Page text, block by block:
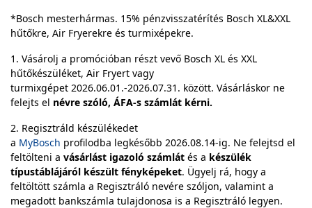
*Bosch mesterhármas. 15% pénzvisszatérítés Bosch XL&XXL
hűtőkre, Air Fryerekre és turmixépekre.
1. Vásárolj a promócióban részt vevő Bosch XL és XXL
hűtőkészüléket, Air Fryert vagy
turmixgépet 2026.06.01.-2026.07.31. között. Vásárláskor ne
felejts el névre szóló, ÁFA-s számlát kérni.
2. Regisztráld készülékedet
a MyBosch profilodba legkésőbb 2026.08.14-ig. Ne felejtsd el
feltölteni a vásárlást igazoló számlát és a készülék
típustáblájáról készült fényképeket. Ügyelj rá, hogy a
feltöltött számla a Regisztráló nevére szóljon, valamint a
megadott bankszámla tulajdonosa is a Regisztráló legyen.